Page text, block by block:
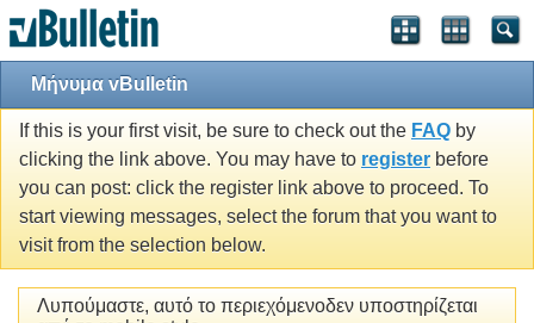
Μήνυμα vBulletin
If this is your first visit, be sure to check out the FAQ by
clicking the link above. You may have to register before
you can post: click the register link above to proceed. To
start viewing messages, select the forum that you want to
visit from the selection below.
Λυπούμαστε, αυτό το περιεχόμενοδεν υποστηρίζεται